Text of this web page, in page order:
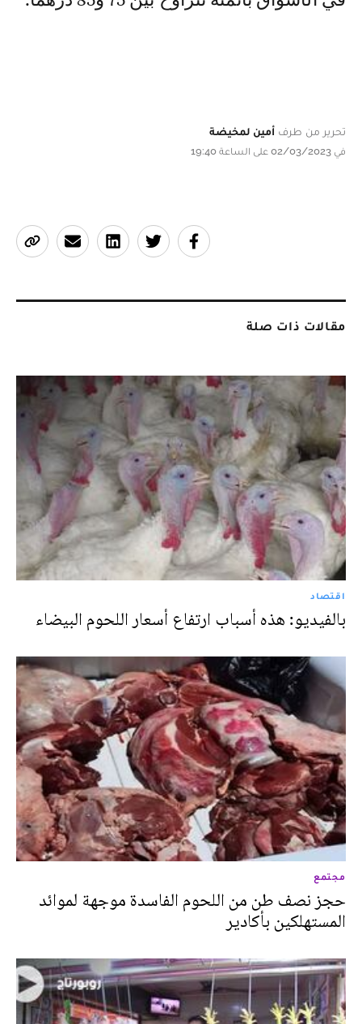
تحرير من طرف أمين لمخيضة
في 02/03/2023 على الساعة 19:40
مقالات ذات صلة
اقتصاد
بالفيديو: هذه أسباب ارتفاع أسعار اللحوم البيضاء
مجتمع
حجز نصف طن من اللحوم الفاسدة موجهة لموائد
المستهلكين بأكادير